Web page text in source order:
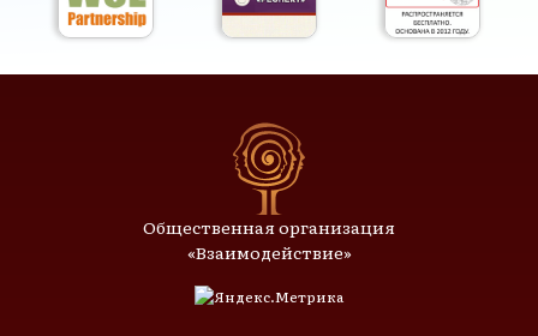
Общественная организация
«Взаимодействие»